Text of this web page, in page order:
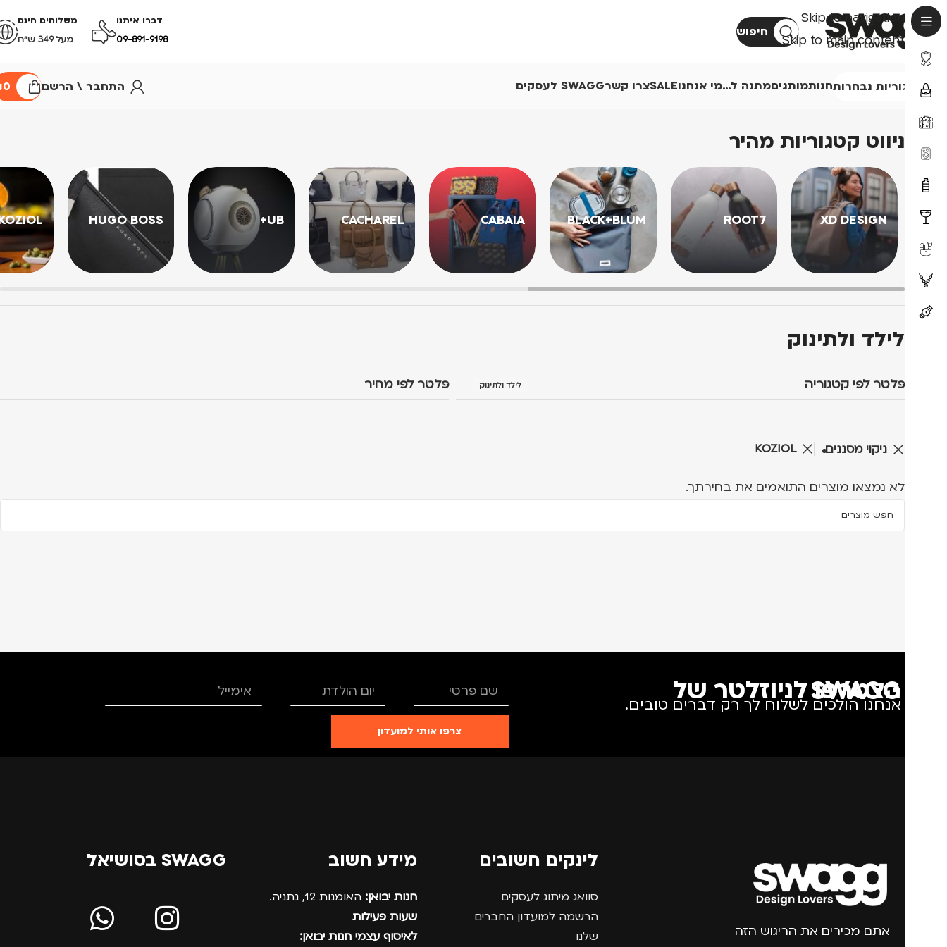
Skip to navigation
Skip to main content
חיפוש
דברו איתנו
09-891-9198
משלוחים חינם
מעל 349 ש״ח
קטגוריות נבחרותחנותמותגיםמתנה ל…מי אנחנוSALEצרו קשרSWAGG לעסקים התחבר \ הרשם 0
ניווט קטגוריות מהיר
XD DESIGN
ROOT7
BLACK+BLUM
CABAIA
CACHAREL
UB+
HUGO BOSS
לילד ולתינוק
פלטר לפי קטגוריה לילד ולתינוק פלטר לפי מחיר
ניקוי מסננים KOZIOL
לא נמצאו מוצרים התואמים את בחירתך.
הצטרפו לניוזלטר של SWAGG
אנחנו הולכים לשלוח לך רק דברים טובים.
צרפו אותי למועדון
אתם מכירים את הריגוש הזה
לינקים חשובים
סוואג מיתוג לעסקים
הרשמה למועדון החברים
שלנו
מידע חשוב
חנות יבואן: האומנות 12, נתניה.
שעות פעילות
לאיסוף עצמי חנות יבואן:
SWAGG בסושיאל